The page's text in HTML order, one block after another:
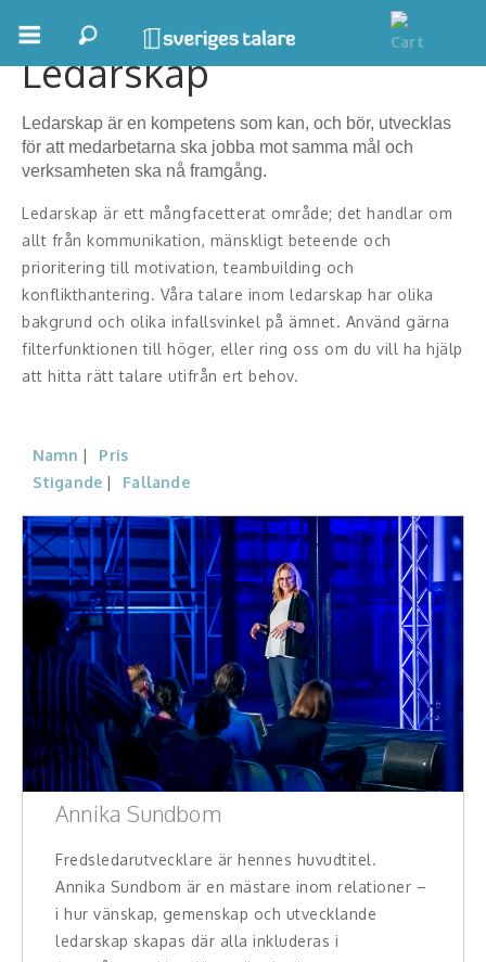
Boka ett möte
Samhällsnytta
Inspiration
Inspirerande Föreläsare
Personlig utveckling, målsättning
Life Stories & Trivsel
Keynote
Moderator
Konferencier
Workshopledare, facilitator
Radio och TV-profiler
Underhållning och event
Event
Humoristiska föredrag
Ljus och belysning
Komiker
Ledarskap
Ledarskap är en kompetens som kan, och bör, utvecklas
för att medarbetarna ska jobba mot samma mål och
verksamheten ska nå framgång.
Ledarskap är ett mångfacetterat område; det handlar om
allt från kommunikation, mänskligt beteende och
prioritering till motivation, teambuilding och
konflikthantering. Våra talare inom ledarskap har olika
bakgrund och olika infallsvinkel på ämnet. Använd gärna
filterfunktionen till höger, eller ring oss om du vill ha hjälp
att hitta rätt talare utifrån ert behov.
Namn
Pris
Stigande
Fallande
Annika Sundbom
Fredsledarutvecklare är hennes huvudtitel.
Annika Sundbom är en mästare inom relationer –
i hur vänskap, gemenskap och utvecklande
ledarskap skapas där alla inkluderas i